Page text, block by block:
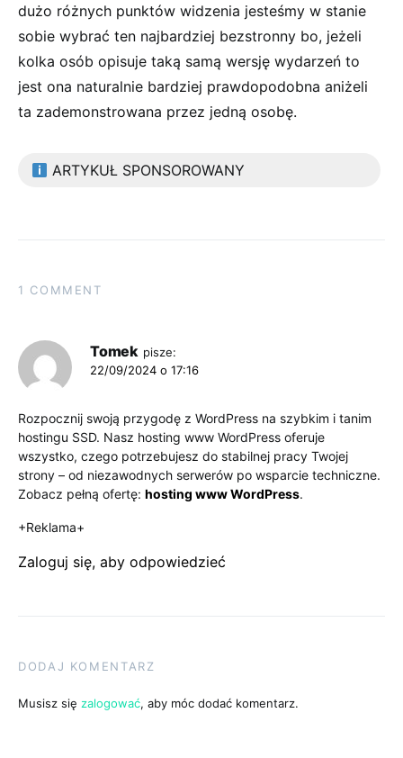
dużo różnych punktów widzenia jesteśmy w stanie
sobie wybrać ten najbardziej bezstronny bo, jeżeli
kolka osób opisuje taką samą wersję wydarzeń to
jest ona naturalnie bardziej prawdopodobna aniżeli
ta zademonstrowana przez jedną osobę.
ARTYKUŁ SPONSOROWANY
1 COMMENT
Tomek pisze:
22/09/2024 o 17:16
Rozpocznij swoją przygodę z WordPress na szybkim i tanim
hostingu SSD. Nasz hosting www WordPress oferuje
wszystko, czego potrzebujesz do stabilnej pracy Twojej
strony – od niezawodnych serwerów po wsparcie techniczne.
Zobacz pełną ofertę: hosting www WordPress.
+Reklama+
Zaloguj się, aby odpowiedzieć
DODAJ KOMENTARZ
Musisz się zalogować, aby móc dodać komentarz.